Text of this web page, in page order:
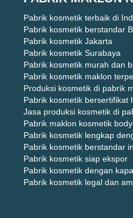
Pabrik kosmetik terbaik di
Pabrik kosmetik berstandar
Pabrik kosmetik Jakarta
Pabrik kosmetik Surabaya
Pabrik kosmetik murah dan
Pabrik kosmetik maklon
Produksi kosmetik di pabrik
Pabrik kosmetik bersertifikat
Jasa produksi kosmetik di
Pabrik maklon kosmetik
Pabrik kosmetik lengkap
Pabrik kosmetik berstandar
Pabrik kosmetik siap ekspor
Pabrik kosmetik dengan
Pabrik kosmetik legal dan